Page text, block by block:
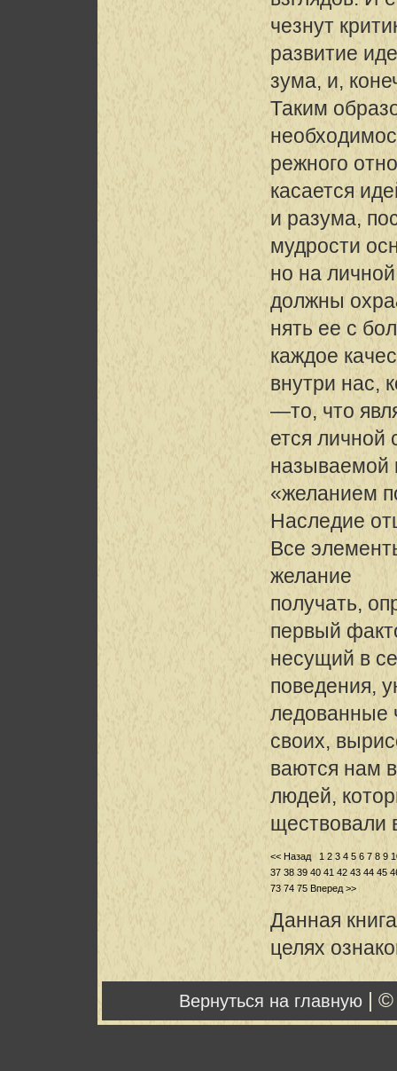
чезнут
развитие
зума, и,
Таким
режного
касается
и разума,
мудрости
но на
должны
нять ее с
каждое
внутри нас,
—то, что
ется личной
«желанием
Наследие
Все
желание
получать,
первый
несущий в
поведения,
ледованные
своих,
ваются нам
людей,
ществовали
<< Назад 1 2 3 4 5 6 7 8 9
37 38 39 40 41 42 43 44 45
73 74 75 Вперед >>
Данная
целях
Вернуться на главную |